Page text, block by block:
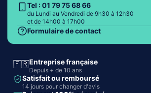
Tel : 01 79 75 68 66
du Lundi au Vendredi de 9h30 à 12h30
et de 14h00 à 17h00
Formulaire de contact
🇫🇷Entreprise française
Depuis + de 10 ans
Satisfait ou remboursé
14 jours pour changer d'avis